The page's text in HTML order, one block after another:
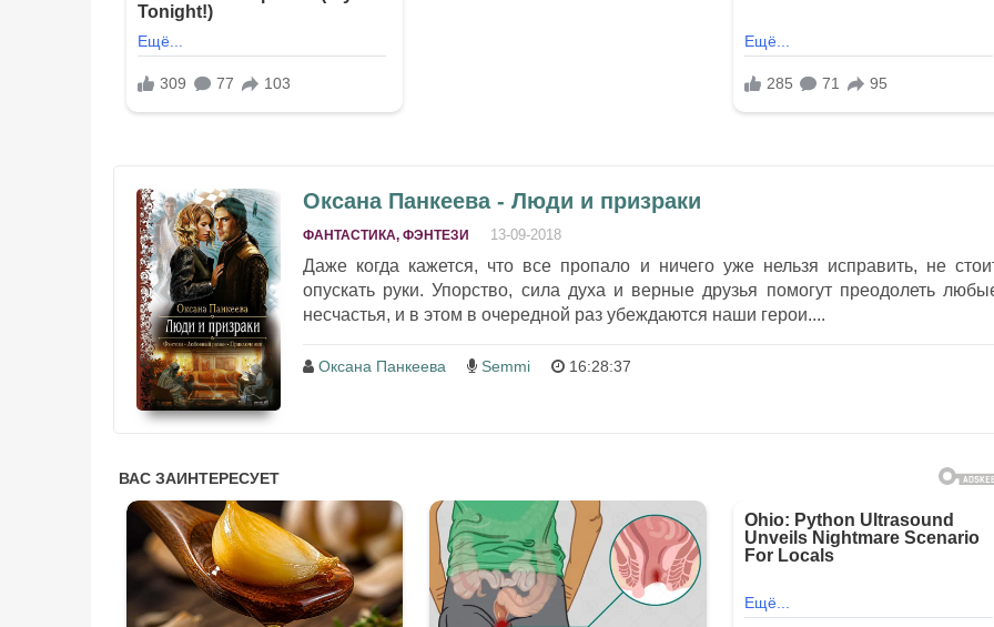
Оксана Панкеева - Люди и призраки
ФАНТАСТИКА, ФЭНТЕЗИ 13-09-2018
Даже когда кажется, что все пропало и ничего уже нельзя исправить, не
опускать руки. Упорство, сила духа и верные друзья помогут преодолеть
несчастья, и в этом в очередной раз убеждаются наши герои....
Оксана Панкеева Semmi 16:28:37